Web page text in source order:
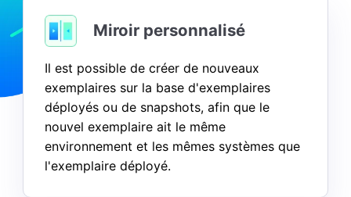
Arch Linux
Miroir personnalisé
Il est possible de créer de nouveaux
exemplaires sur la base d'exemplaires
déployés ou de snapshots, afin que le
nouvel exemplaire ait le même
environnement et les mêmes systèmes que
l'exemplaire déployé.